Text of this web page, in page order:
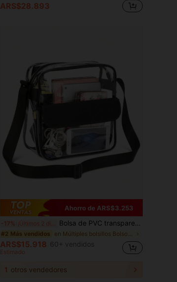
ARS$28.893
Ahorro de ARS$3.253
-17% Bolsa de PVC transparente con cremallera, bolsa de Body cruzada impermeable, bolsa de viaje, bolsa de concierto, bolsa de playa, atuendos de verano, bolsa de gelatina
#2 Más vendidos
ARS$15.918 60+ vendidos
Estimado
1 otros vendedores